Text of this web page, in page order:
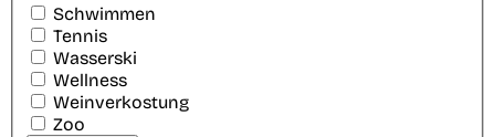
Schwimmen
Tennis
Wasserski
Wellness
Weinverkostung
Zoo